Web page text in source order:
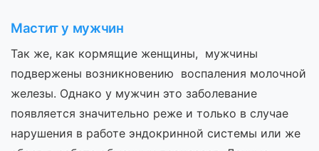
Мастит у мужчин
Так же, как кормящие женщины, мужчины
подвержены возникновению воспаления молочной
железы. Однако у мужчин это заболевание
появляется значительно реже и только в случае
нарушения в работе эндокринной системы или же